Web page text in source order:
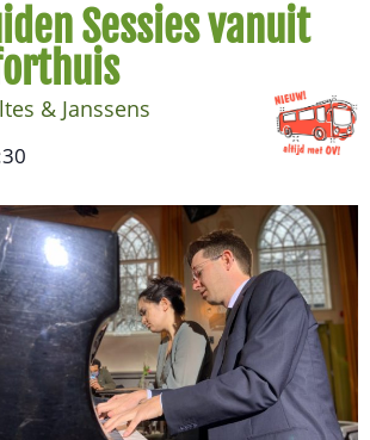
Sessies vanuit
& Janssens